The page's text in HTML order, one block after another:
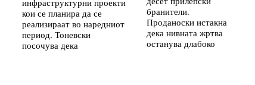
инфраструктурни проекти
кои се планира да се
реализираат во наредниот
период. Тоневски
посочува дека
бранители.
Проданоски истакна
дека нивната жртва
останува длабоко